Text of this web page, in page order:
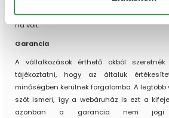
visszatérítendő a vásárlónak elállás
ha volt.
Garancia
A vállalkozások érthető okból
tájékoztatni, hogy az általuk
minőségben kerülnek forgalomba. A
szót ismeri, így a webáruház is ezt a
azonban a garancia nem jogi